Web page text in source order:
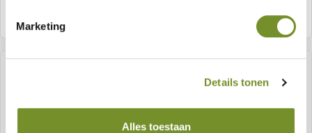
Marketing
Details tonen
Alles toestaan